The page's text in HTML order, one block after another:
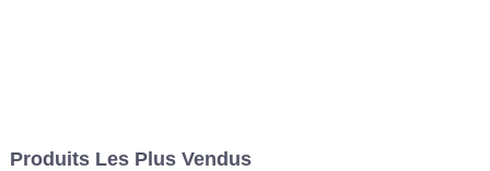
Produits Les Plus Vendus